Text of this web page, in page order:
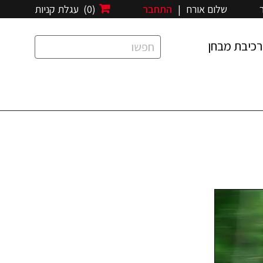
(0) עגלת קניות שלום אורח | התחבר
רכיבת מבחן